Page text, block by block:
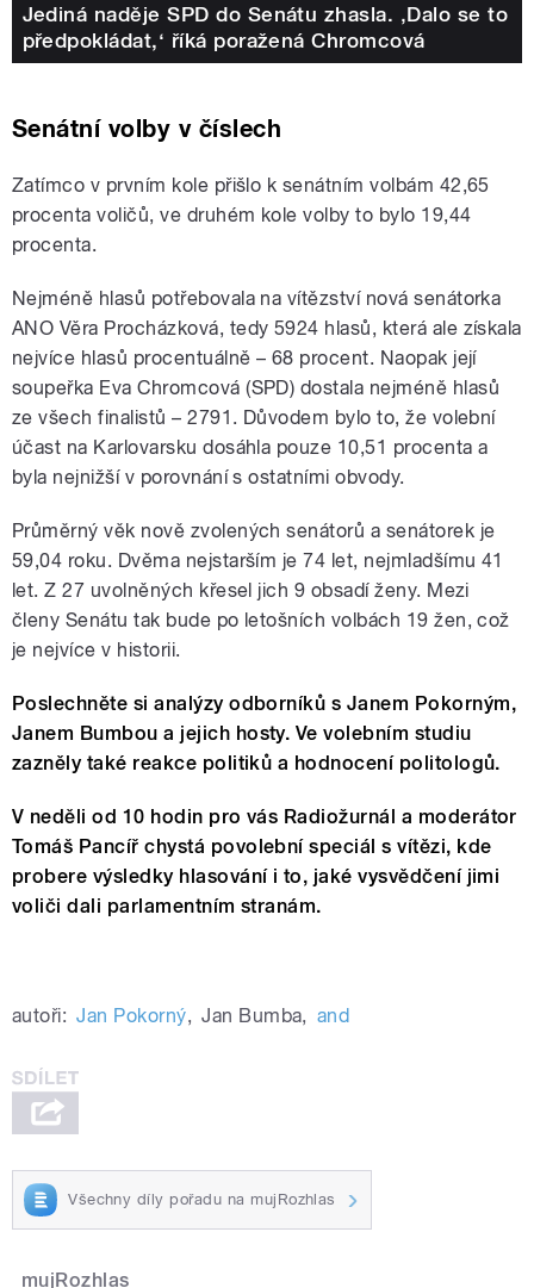
Jediná naděje SPD do Senátu zhasla. ‚Dalo se to
předpokládat,‘ říká poražená Chromcová
Senátní volby v číslech
Zatímco v prvním kole přišlo k senátním volbám 42,65
procenta voličů, ve druhém kole volby to bylo 19,44
procenta.
Nejméně hlasů potřebovala na vítězství nová senátorka
ANO Věra Procházková, tedy 5924 hlasů, která ale získala
nejvíce hlasů procentuálně – 68 procent. Naopak její
soupeřka Eva Chromcová (SPD) dostala nejméně hlasů
ze všech finalistů – 2791. Důvodem bylo to, že volební
účast na Karlovarsku dosáhla pouze 10,51 procenta a
byla nejnižší v porovnání s ostatními obvody.
Průměrný věk nově zvolených senátorů a senátorek je
59,04 roku. Dvěma nejstarším je 74 let, nejmladšímu 41
let. Z 27 uvolněných křesel jich 9 obsadí ženy. Mezi
členy Senátu tak bude po letošních volbách 19 žen, což
je nejvíce v historii.
Poslechněte si analýzy odborníků s Janem Pokorným,
Janem Bumbou a jejich hosty. Ve volebním studiu
zazněly také reakce politiků a hodnocení politologů.
V neděli od 10 hodin pro vás Radiožurnál a moderátor
Tomáš Pancíř chystá povolební speciál s vítězi, kde
probere výsledky hlasování i to, jaké vysvědčení jimi
voliči dali parlamentním stranám.
autoři: Jan Pokorný, Jan Bumba, and
Všechny díly pořadu na mujRozhlas
mujRozhlas